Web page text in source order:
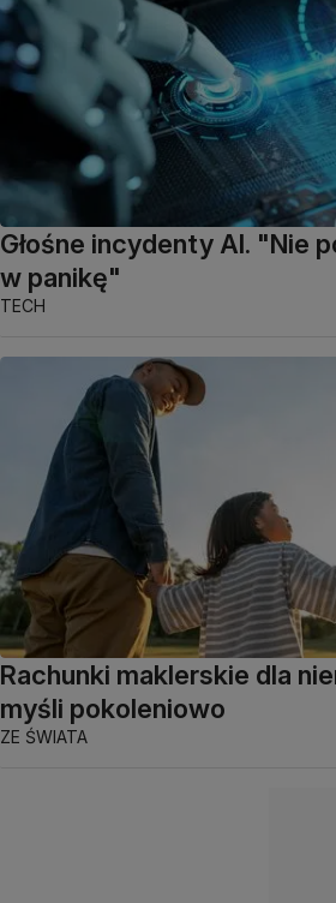
Głośne incydenty AI. "Nie
w panikę"
TECH
Rachunki maklerskie dla
myśli pokoleniowo
ZE ŚWIATA